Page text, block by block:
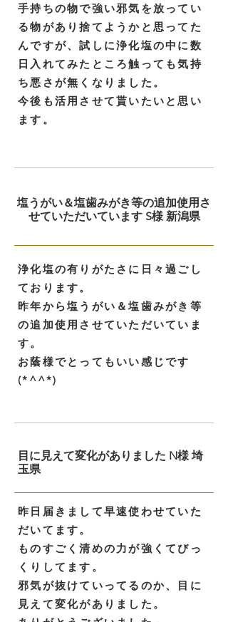
手持ちの物で強い邪気を放ってい
る物があり捨てようかと思ってた
んですが、試しに浄化塩の中に数
日入れてみたところ触っても気持
ち悪さが無くなりました。
今後も活用させて貰いたいと思い
ます。
塩うがい＆塩歯みがき等の追加使用さ
せていただいています S様 新潟県
浄化塩の有りがたさに日々過ごし
ております。
昨年から塩うがい＆塩歯みがき等
の追加使用させていただいていま
す。
お蔭様でとってもいい感じです
(*^^*)
目に見えて変化がありました N様 埼
玉県
昨日届きまして早速使わせていた
だいてます。
ものすごく清めの力が強くてびっ
くりしてます。
邪気が抜けていってるのか、目に
見えて変化がありました。